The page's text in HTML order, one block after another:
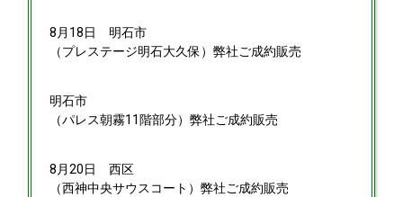
8月18日 明石市
（プレステージ明石大久保）弊社ご成約販売
明石市
（パレス朝霧11階部分）弊社ご成約販売
8月20日 西区
（西神中央サウスコート）弊社ご成約販売